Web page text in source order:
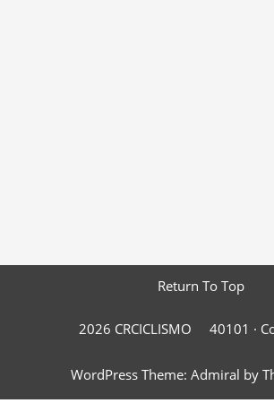
Return To Top
2026 CRCICLISMO 40101 ·
WordPress Theme: Admiral by